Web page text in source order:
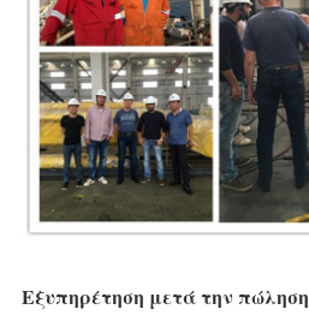
Εξυπηρέτηση μετά την πώληση